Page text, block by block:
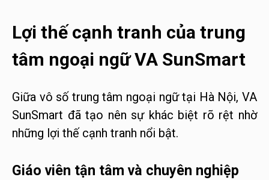
Lợi thế cạnh tranh của trung
tâm ngoại ngữ VA SunSmart
Giữa vô số trung tâm ngoại ngữ tại Hà Nội, VA
SunSmart đã tạo nên sự khác biệt rõ rệt nhờ
những lợi thế cạnh tranh nổi bật.
Giáo viên tận tâm và chuyên nghiệp